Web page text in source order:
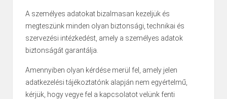
A személyes adatokat bizalmasan kezeljük és
megteszünk minden olyan biztonsági, technikai és
szervezési intézkedést, amely a személyes adatok
biztonságát garantálja.
Amennyiben olyan kérdése merül fel, amely jelen
adatkezelési tájékoztatónk alapján nem egyértelmű,
kérjük, hogy vegye fel a kapcsolatot velünk fenti